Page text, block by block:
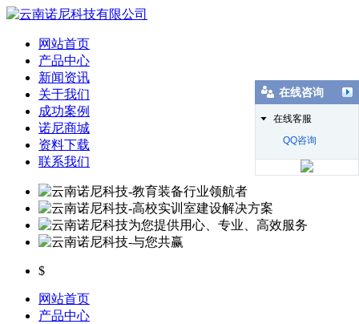
网站首页
产品中心
新闻资讯
关于我们
成功案例
诺尼商城
资料下载
联系我们
$
网站首页
产品中心
在线咨询
在线客服
QQ咨询